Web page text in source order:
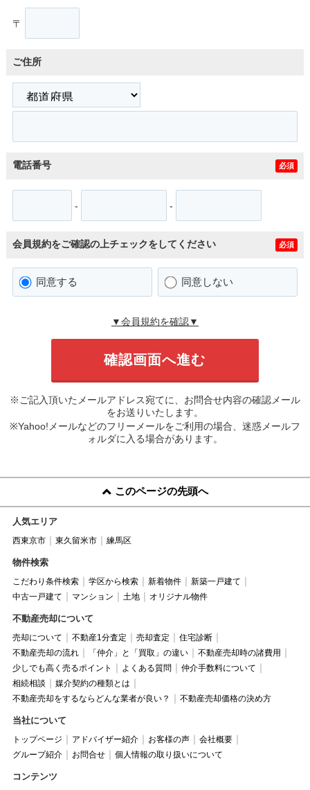
〒
ご住所
電話番号 必須
- -
会員規約をご確認の上チェックをしてください 必須
同意する 同意しない
▼会員規約を確認▼
※ご記入頂いたメールアドレス宛てに、お問合せ内容の確認メール
をお送りいたします。
※Yahoo!メールなどのフリーメールをご利用の場合、迷惑メールフ
ォルダに入る場合があります。
このページの先頭へ
人気エリア
西東京市 東久留米市 練馬区
物件検索
こだわり条件検索 学区から検索 新着物件
新築一戸建て
中古一戸建て
マンション 土地 オリジナル物件
不動産売却について
売却について 不動産1分査定 売却査定
住宅診断
不動産売却の流れ
「仲介」と「買取」の違い
不動産売却時の諸費用
少しでも高く売るポイント
よくある質問
仲介手数料について
相続相談
媒介契約の種類とは
不動産売却をするならどんな業者が良い？
不動産売却価格の決め方
当社について
トップページ アドバイザー紹介 お客様の声
会社概要
グループ紹介
お問合せ 個人情報の取り扱いについて
コンテンツ